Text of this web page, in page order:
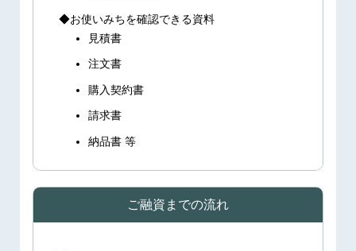
お使いみちを確認できる資料
見積書
注文書
購入契約書
請求書
納品書 等
ご融資までの流れ